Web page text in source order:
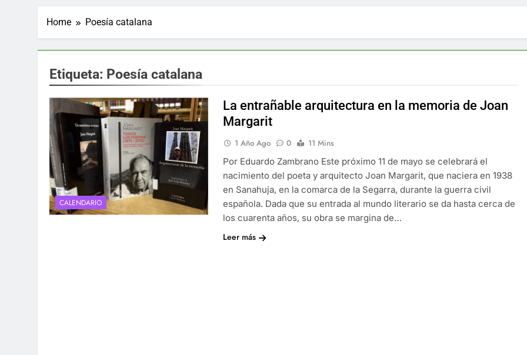
Home Poesía catalana
Etiqueta: Poesía catalana
CALENDARIO
La entrañable arquitectura en la memoria de Joan
Margarit
1 Año Ago 0
11 Mins
Por Eduardo Zambrano Este próximo 11 de mayo se celebrará el
nacimiento del poeta y arquitecto Joan Margarit, que naciera en 1938
en Sanahuja, en la comarca de la Segarra, durante la guerra civil
española. Dada que su entrada al mundo literario se da hasta cerca de
los cuarenta años, su obra se margina de…
Leer más